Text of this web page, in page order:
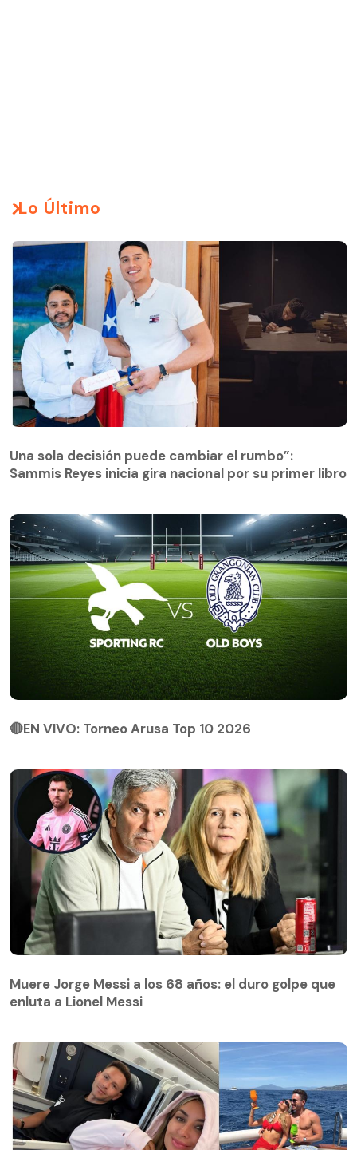
Lo Último
Una sola decisión puede cambiar el rumbo”:
Sammis Reyes inicia gira nacional por su primer libro
🔴EN VIVO: Torneo Arusa Top 10 2026
Muere Jorge Messi a los 68 años: el duro golpe que
enluta a Lionel Messi